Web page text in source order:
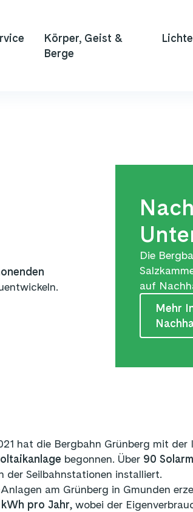
Körper, Geist &
Berge
Die
auf
Mehr
hat die Bergbahn Grünberg mit der
begonnen. Über 90
der Seilbahnstationen installiert.
am Grünberg in Gmunden
pro Jahr, wobei der